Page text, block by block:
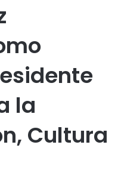
la
Cultura